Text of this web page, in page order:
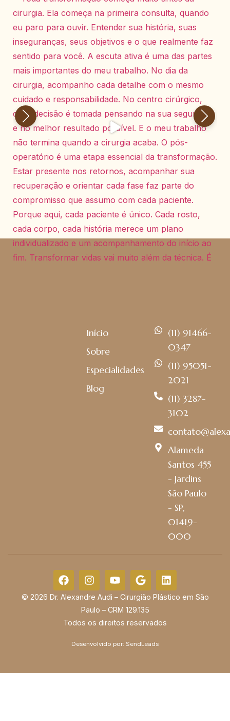
Início
Sobre
Especialidades
Blog
(11) 91466-
0347
(11) 95051-
2021
(11) 3287-
3102
Alameda
Santos 455
- Jardins
São Paulo
- SP,
01419-
000
© 2026 Dr. Alexandre Audi – Cirurgião Plástico em São
Paulo – CRM 129.135
Todos os direitos reservados
Desenvolvido por: SendLeads